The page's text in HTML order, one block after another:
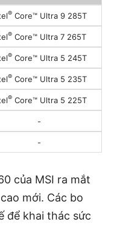
®Core™ Ultra 9 285T
® Core™ Ultra 7 265T
®Core™ Ultra 5 245T
®Core™ Ultra 5 235T
®Core™ Ultra 5 225T
-
-
của MSI ra mắt
mới. Các bo
để khai thác sức